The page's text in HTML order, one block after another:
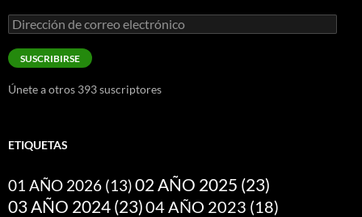
Dirección
de
correo
electrónico
SUSCRIBIRSE
Únete a otros 393 suscriptores
ETIQUETAS
01 AÑO 2026 (13)02 AÑO 2025 (23)
03 AÑO 2024(23)04 AÑO 2023 (18)